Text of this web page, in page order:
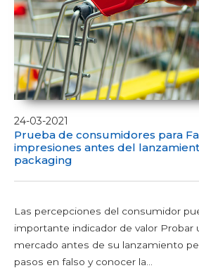
24-03-2021
Prueba de consumidores para
impresiones antes del
packaging
Las percepciones del consumidor
importante indicador de valor Probar
mercado antes de su lanzamiento
pasos en falso y conocer la...